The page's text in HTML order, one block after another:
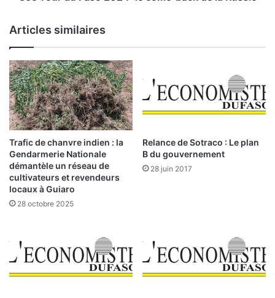
i
n
e
s
(
R
E
M
)
2
0
2
4
J
e
n
o
2
0
2
4
:
l
e
c
o
m
e
-
b
k
l
Articles similaires
Trafic de chanvre indien : la
Gendarmerie Nationale
démantèle un réseau de
cultivateurs et revendeurs
locaux à Guiaro
28 octobre 2025
Relance de Sotraco : Le plan
B du gouvernement
28 juin 2017